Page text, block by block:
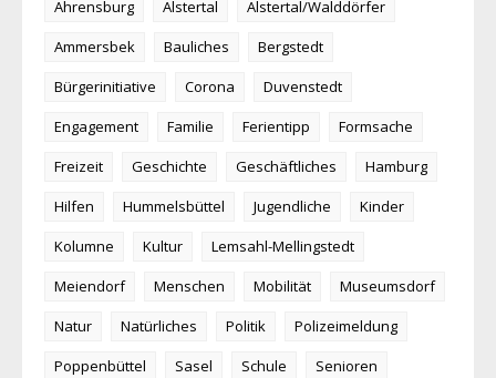
Ahrensburg Alstertal
Alstertal/Walddörfer
Ammersbek
Bauliches
Bergstedt
Bürgerinitiative
Corona
Duvenstedt
Engagement
Familie Ferientipp
Formsache
Freizeit
Geschichte Geschäftliches
Hamburg
Hilfen
Hummelsbüttel Jugendliche
Kinder
Kolumne
Kultur
Lemsahl-Mellingstedt
Meiendorf
Menschen Mobilität
Museumsdorf
Natur
Natürliches Politik
Polizeimeldung
Poppenbüttel
Sasel Schule
Senioren